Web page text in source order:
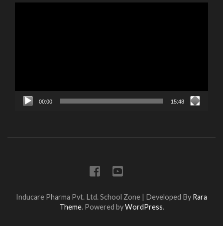
00:00 15:48
Inducare Pharma Pvt. Ltd.School Zone | Developed By Rara
Theme. Powered byWordPress.